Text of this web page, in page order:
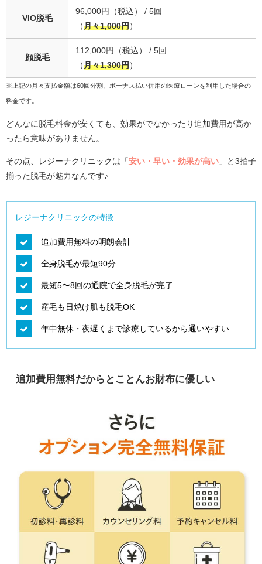
VIO脱毛
96,000円（税込） / 5回
（月々1,000円）
顔脱毛
112,000円（税込） / 5回
（月々1,300円）
※上記の月々支払金額は60回分割、ボーナス払い併用の医療ローンを利用した場合の
料金です。
どんなに脱毛料金が安くても、効果がでなかったり追加費用が高か
ったら意味がありません。
その点、レジーナクリニックは「安い・早い・効果が高い 」と3拍子
揃った脱毛が魅力なんです♪
レジーナクリニックの特徴
追加費用無料の明朗会計
全身脱毛が最短90分
最短5〜8回の通院で全身脱毛が完了
産毛も日焼け肌も脱毛OK
年中無休・夜遅くまで診療しているから通いやすい
追加費用無料だからとことんお財布に優しい